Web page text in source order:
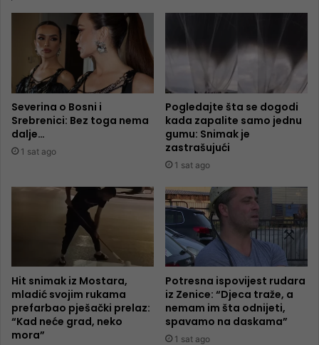
Severina o Bosni i
Srebrenici: Bez toga nema
dalje…
1 sat ago
Pogledajte šta se dogodi
kada zapalite samo jednu
gumu: Snimak je
zastrašujući
1 sat ago
Hit snimak iz Mostara,
mladić svojim rukama
prefarbao pješački prelaz:
“Kad neće grad, neko
mora”
Potresna ispovijest rudara
iz Zenice: “Djeca traže, a
nemam im šta odnijeti,
spavamo na daskama”
1 sat ago